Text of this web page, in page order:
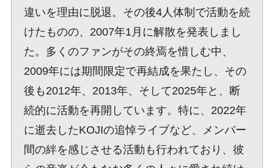
違いを理由に脱退。その後4人体制で活動を続
けたものの、2007年1月に解散を発表しまし
た。多くのファンがその終焉を惜しむ中、
2009年には期間限定で再結成を果たし、その
後も2012年、2013年、そして2025年と、断
続的に活動を再開しています。特に、2022年
に逝去したKOJIの追悼ライブなど、メンバー
間の絆を感じさせる活動も行われており、彼